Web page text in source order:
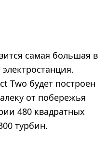
самая большая в
Two будет построен
от побережья
480 квадратных
турбин.